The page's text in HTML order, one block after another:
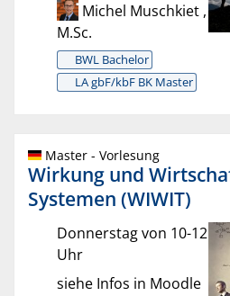
Michel Muschkiet ,
M.Sc.
BWL Bachelor
LA gbF/kbF BK Master
Master - Vorlesung
Wirkung und
Systemen (WIWIT)
Donnerstag von 10-12
Uhr
siehe Infos in Moodle